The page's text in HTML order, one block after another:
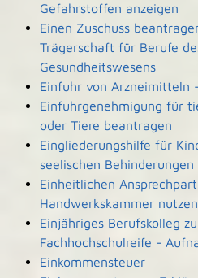
Gefahrstoffen anzeigen
Einen Zuschuss
Trägerschaft für Berufe
Gesundheitswesens
Einfuhr von Arzneimitteln
Einfuhrgenehmigung für
oder Tiere beantragen
Eingliederungshilfe für
seelischen
Einheitlichen
Handwerkskammer nutzen
Einjähriges Berufskolleg
Fachhochschulreife -
Einkommensteuer